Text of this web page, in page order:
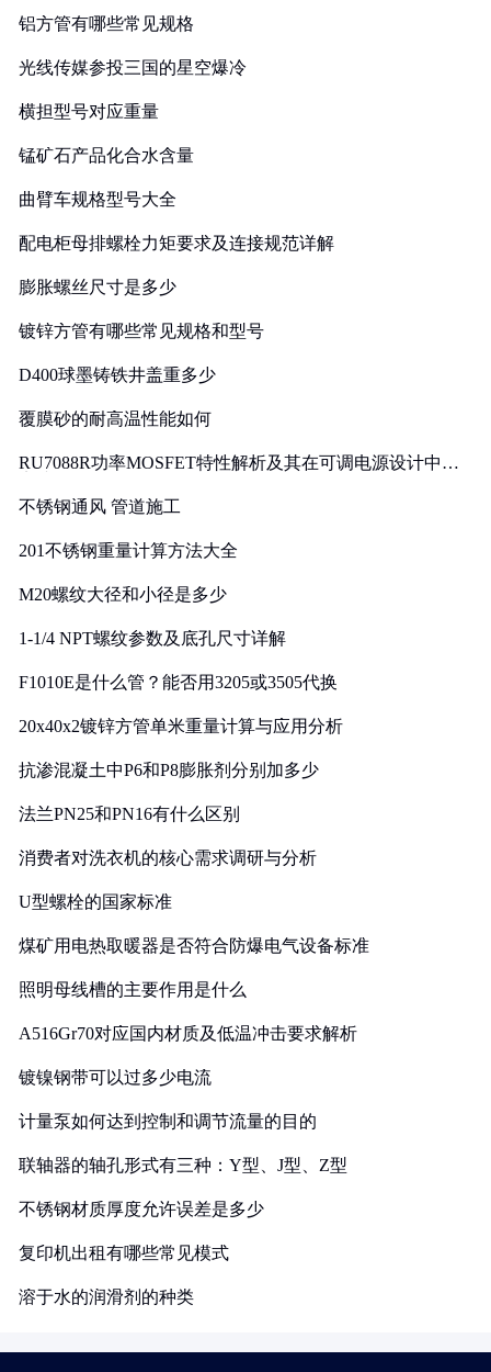
铝方管有哪些常见规格
光线传媒参投三国的星空爆冷
横担型号对应重量
锰矿石产品化合水含量
曲臂车规格型号大全
配电柜母排螺栓力矩要求及连接规范详解
膨胀螺丝尺寸是多少
镀锌方管有哪些常见规格和型号
D400球墨铸铁井盖重多少
覆膜砂的耐高温性能如何
RU7088R功率MOSFET特性解析及其在可调电源设计中的
不锈钢通风 管道施工
201不锈钢重量计算方法大全
M20螺纹大径和小径是多少
1-1/4 NPT螺纹参数及底孔尺寸详解
F1010E是什么管？能否用3205或3505代换
20x40x2镀锌方管单米重量计算与应用分析
抗渗混凝土中P6和P8膨胀剂分别加多少
法兰PN25和PN16有什么区别
消费者对洗衣机的核心需求调研与分析
U型螺栓的国家标准
煤矿用电热取暖器是否符合防爆电气设备标准
照明母线槽的主要作用是什么
A516Gr70对应国内材质及低温冲击要求解析
镀镍钢带可以过多少电流
计量泵如何达到控制和调节流量的目的
联轴器的轴孔形式有三种：Y型、J型、Z型
不锈钢材质厚度允许误差是多少
复印机出租有哪些常见模式
溶于水的润滑剂的种类